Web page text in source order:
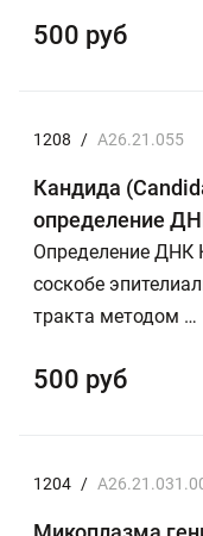
500 руб
1208 / A26.21.055
Кандида
определение
Определение ДНК
соскобе
тракта методом …
500 руб
1204 /